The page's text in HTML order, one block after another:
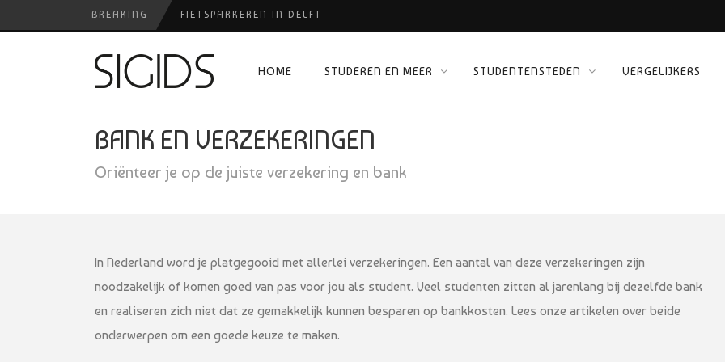
BREAKING FIETSPARKEREN IN DELFT
USED PRODUCTS LEIDEN
HUISARTSENPRAKTIJK BINCK-ZORG
HOME STUDEREN EN MEER STUDENTENSTEDEN VERGELIJKERS
BANK EN VERZEKERINGEN
Oriënteer je op de juiste verzekering en bank
In Nederland word je platgegooid met allerlei verzekeringen. Een aantal van deze verzekeringen zijn
noodzakelijk of komen goed van pas voor jou als student. Veel studenten zitten al jarenlang bij dezelfde bank
en realiseren zich niet dat ze gemakkelijk kunnen besparen op bankkosten. Lees onze artikelen over beide
onderwerpen om een goede keuze te maken.